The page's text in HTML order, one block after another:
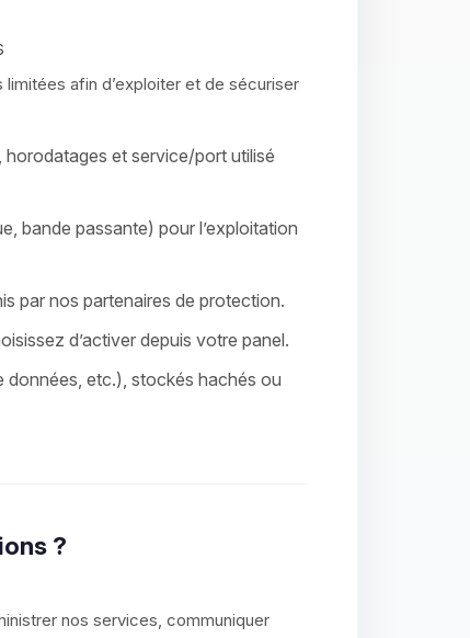
afin d’exploiter et de sécuriser
et service/port utilisé
bande passante) pour l’exploitation
par nos partenaires de protection.
d’activer depuis votre panel.
etc.), stockés hachés ou
?
nos services, communiquer